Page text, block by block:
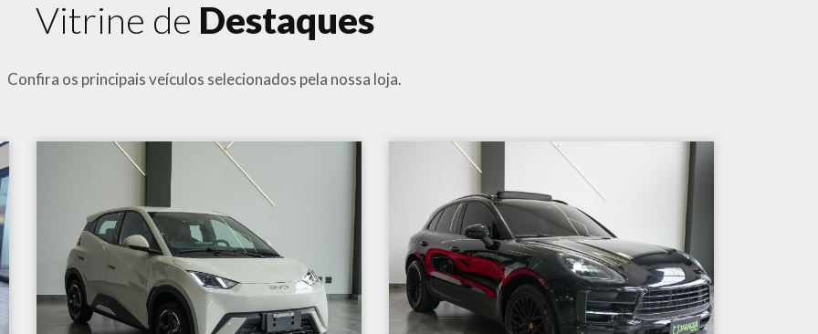
Vitrine de Destaques
Confira os principais veículos selecionados pela nossa loja.